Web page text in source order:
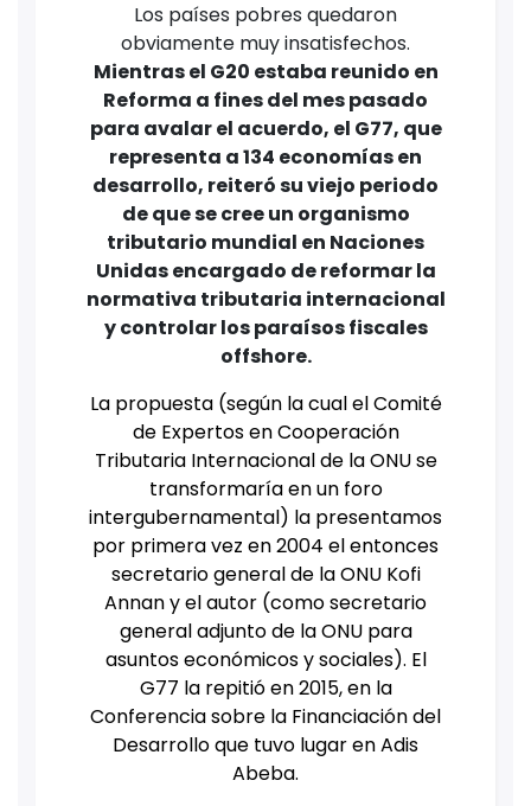
Los países pobres quedaron
obviamente muy insatisfechos.
Mientras el G20 estaba reunido en
Reforma a fines del mes pasado
para avalar el acuerdo, el G77, que
representa a 134 economías en
desarrollo, reiteró su viejo periodo
de que se cree un organismo
tributario mundial en Naciones
Unidas encargado de reformar la
normativa tributaria internacional
y controlar los paraísos fiscales
offshore.
La propuesta (según la cual el Comité
de Expertos en Cooperación
Tributaria Internacional de la ONU se
transformaría en un foro
intergubernamental) la presentamos
por primera vez en 2004 el entonces
secretario general de la ONU Kofi
Annan y el autor (como secretario
general adjunto de la ONU para
asuntos económicos y sociales). El
G77 la repitió en 2015, en la
Conferencia sobre la Financiación del
Desarrollo que tuvo lugar en Adis
Abeba.